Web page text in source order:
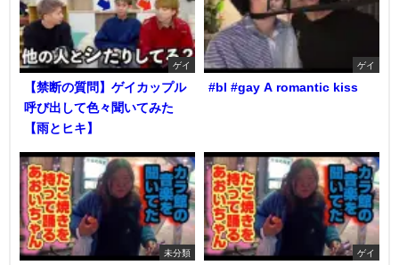
ゲイ
【禁断の質問】ゲイカップル
呼び出して色々聞いてみた
【雨とヒキ】
ゲイ
#bl #gay A romantic kiss
未分類 ゲイ